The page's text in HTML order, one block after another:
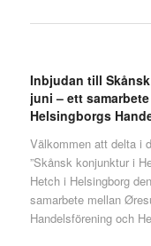
Inbjudan till
juni – ett
Helsingborgs
Välkommen att delta i
”Skånsk konjunktur i
Hetch i Helsingborg
samarbete mellan
Handelsförening och